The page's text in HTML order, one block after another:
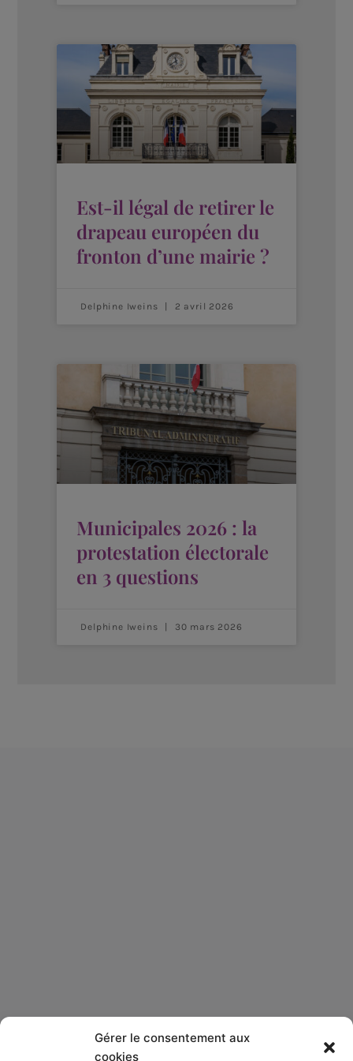
Gérer le consentement aux
cookies
Est-il légal de retirer le
drapeau européen du
fronton d’une mairie ?
Delphine Iweins 2 avril 2026
Municipales 2026 : la
protestation électorale
en 3 questions
Delphine Iweins 30 mars 2026
Qui sommes-nous ?